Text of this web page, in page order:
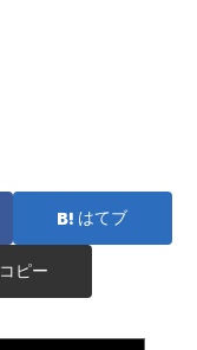
はてブ
コピー